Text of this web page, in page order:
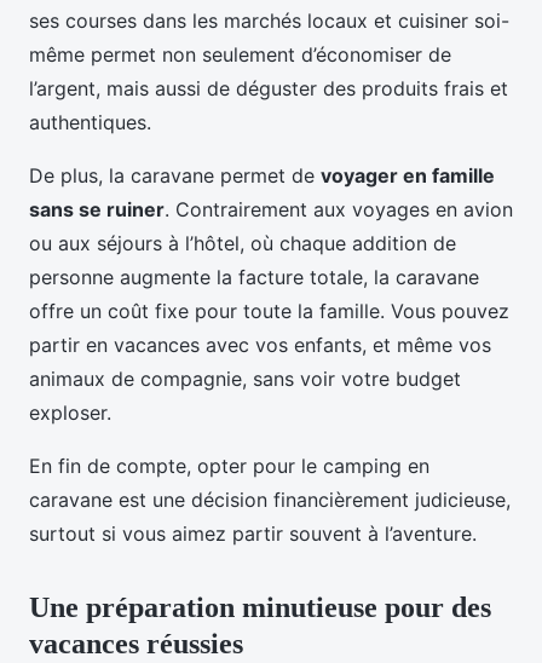
ses courses dans les marchés locaux et cuisiner soi-
même permet non seulement d’économiser de
l’argent, mais aussi de déguster des produits frais et
authentiques.
De plus, la caravane permet de voyager en famille
sans se ruiner. Contrairement aux voyages en avion
ou aux séjours à l’hôtel, où chaque addition de
personne augmente la facture totale, la caravane
offre un coût fixe pour toute la famille. Vous pouvez
partir en vacances avec vos enfants, et même vos
animaux de compagnie, sans voir votre budget
exploser.
En fin de compte, opter pour le camping en
caravane est une décision financièrement judicieuse,
surtout si vous aimez partir souvent à l’aventure.
Une préparation minutieuse pour des
vacances réussies